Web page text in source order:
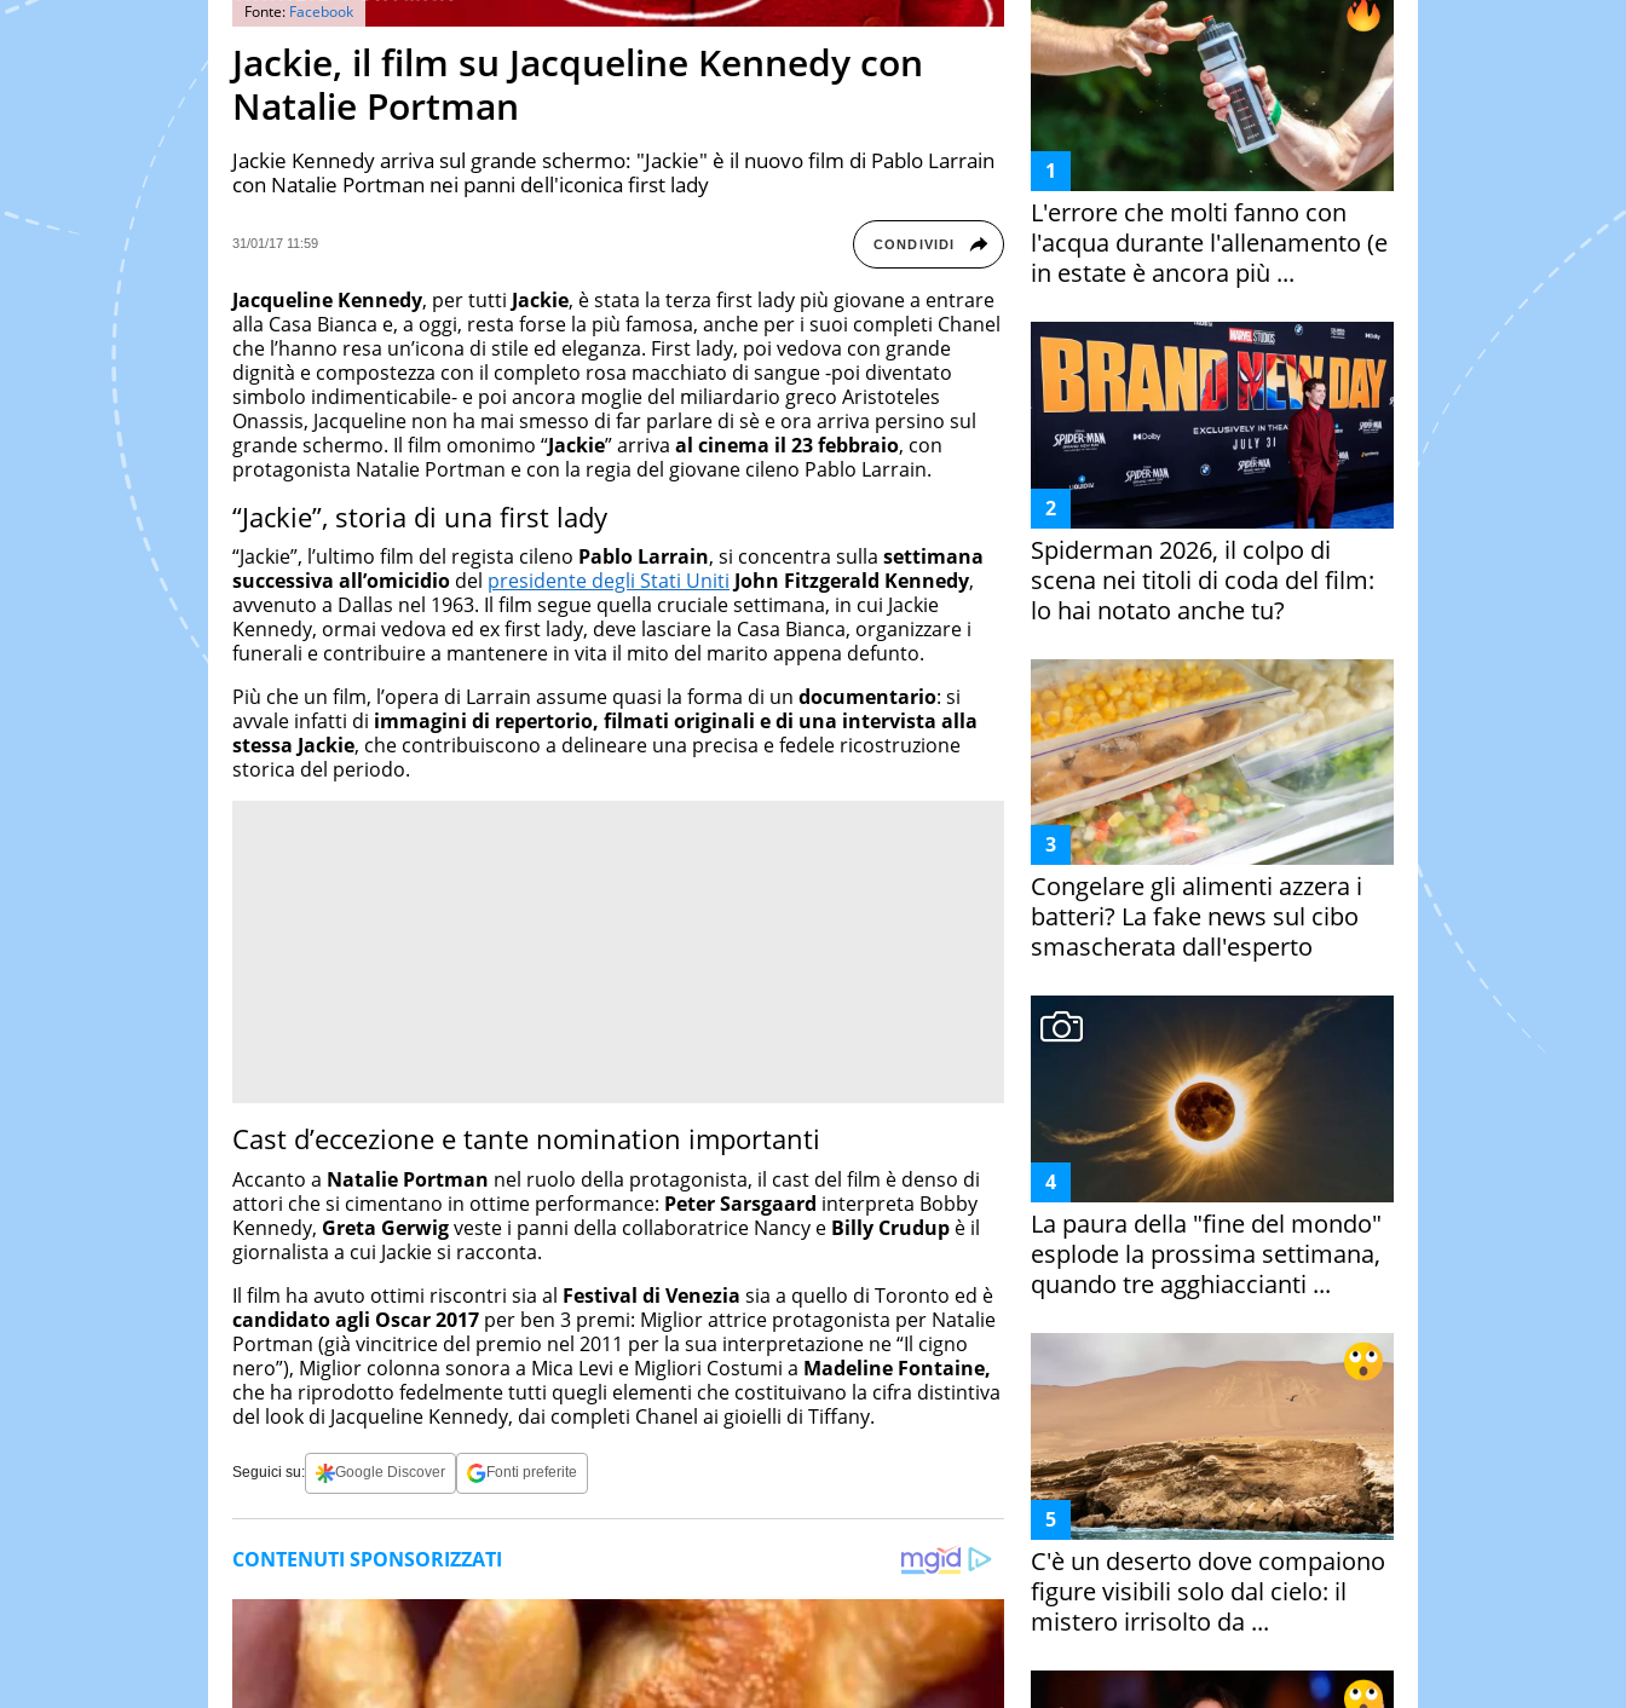
Fonte: Facebook
Jackie, il film su Jacqueline Kennedy con
Natalie Portman
Jackie Kennedy arriva sul grande schermo: "Jackie" è il nuovo film di Pablo Larrain
con Natalie Portman nei panni dell'iconica first lady
31/01/17 11:59 CONDIVIDI
Jacqueline Kennedy, per tutti Jackie, è stata la terza first lady più giovane a entrare
alla Casa Bianca e, a oggi, resta forse la più famosa, anche per i suoi completi Chanel
che l’hanno resa un’icona di stile ed eleganza. First lady, poi vedova con grande
dignità e compostezza con il completo rosa macchiato di sangue -poi diventato
simbolo indimenticabile- e poi ancora moglie del miliardario greco Aristoteles
Onassis, Jacqueline non ha mai smesso di far parlare di sè e ora arriva persino sul
grande schermo. Il film omonimo “Jackie” arriva al cinema il 23 febbraio, con
protagonista Natalie Portman e con la regia del giovane cileno Pablo Larrain.
“Jackie”, storia di una first lady
“Jackie”, l’ultimo film del regista cileno Pablo Larrain, si concentra sulla settimana
successiva all’omicidio del presidente degli Stati Uniti John Fitzgerald Kennedy,
avvenuto a Dallas nel 1963. Il film segue quella cruciale settimana, in cui Jackie
Kennedy, ormai vedova ed ex first lady, deve lasciare la Casa Bianca, organizzare i
funerali e contribuire a mantenere in vita il mito del marito appena defunto.
Più che un film, l’opera di Larrain assume quasi la forma di un documentario: si
avvale infatti di immagini di repertorio, filmati originali e di una intervista alla
stessa Jackie, che contribuiscono a delineare una precisa e fedele ricostruzione
storica del periodo.
Cast d’eccezione e tante nomination importanti
Accanto a Natalie Portman nel ruolo della protagonista, il cast del film è denso di
attori che si cimentano in ottime performance: Peter Sarsgaard interpreta Bobby
Kennedy, Greta Gerwigveste i panni della collaboratrice Nancy e Billy Crudup è il
giornalista a cui Jackie si racconta.
Il film ha avuto ottimi riscontri sia al Festival di Venezia sia a quello di Toronto ed è
candidato agli Oscar 2017 per ben 3 premi: Miglior attrice protagonista per Natalie
Portman (già vincitrice del premio nel 2011 per la sua interpretazione ne “Il cigno
nero”), Miglior colonna sonora a Mica Levi e Migliori Costumi a Madeline Fontaine,
che ha riprodotto fedelmente tutti quegli elementi che costituivano la cifra distintiva
del look di Jacqueline Kennedy, dai completi Chanel ai gioielli di Tiffany.
Seguici su: Google Discover Fonti preferite
L'errore che molti fanno con
l'acqua durante l'allenamento (e
in estate è ancora più ...
Spiderman 2026, il colpo di
scena nei titoli di coda del film:
lo hai notato anche tu?
Congelare gli alimenti azzera i
batteri? La fake news sul cibo
smascherata dall'esperto
La paura della "fine del mondo"
esplode la prossima settimana,
quando tre agghiaccianti ...
C'è un deserto dove compaiono
figure visibili solo dal cielo: il
mistero irrisolto da ...